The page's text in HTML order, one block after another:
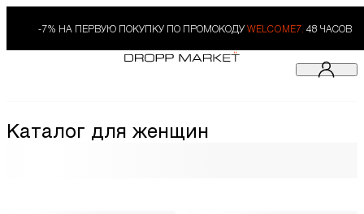
-7% НА ПЕРВУЮ ПОКУПКУ ПО ПРОМОКОДУ WELCOME7. 48 ЧАСОВ
Каталог для женщин